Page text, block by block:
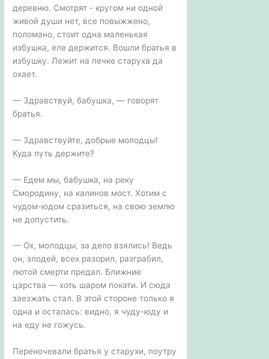
деревню. Смотрят - кругом ни одной
живой души нет, все повыжжено,
поломано, стоит одна маленькая
избушка, еле держится. Вошли братья в
избушку. Лежит на печке старуха да
охает.
— Здравствуй, бабушка, — говорят
братья.
— Здравствуйте, добрые молодцы!
Куда путь держите?
— Едем мы, бабушка, на реку
Смородину, на калинов мост. Хотим с
чудом-юдом сразиться, на свою землю
не допустить.
— Ох, молодцы, за дело взялись! Ведь
он, злодей, всех разорил, разграбил,
лютой смерти предал. Ближние
царства — хоть шаром покати. И сюда
заезжать стал. В этой стороне только я
одна и осталась: видно, я чуду-юду и
на еду не гожусь.
Переночевали братья у старухи, поутру